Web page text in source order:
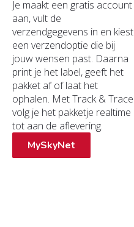
Je maakt een gratis account
aan, vult de
verzendgegevens in en kiest
een verzendoptie die bij
jouw wensen past. Daarna
print je het label, geeft het
pakket af of laat het
ophalen. Met Track & Trace
volg je het pakketje realtime
tot aan de aflevering.
MySkyNet